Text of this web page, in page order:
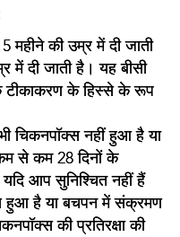
की उम्र में दी जाती
दी जाती है। यह बीसी
टीकाकरण के हिस्से के रूप
चिकनपॉक्स नहीं हुआ है या
से कम 28 दिनों के
आप सुनिश्चित नहीं हैं
हुआ है या बचपन में संक्रमण
की प्रतिरक्षा की